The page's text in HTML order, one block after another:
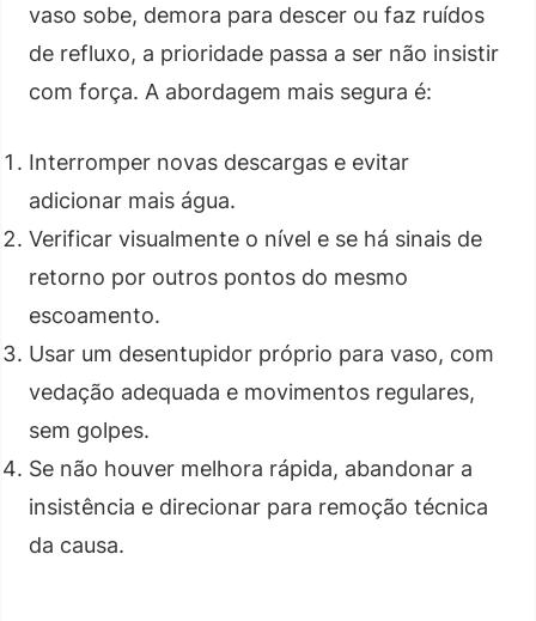
vaso sobe, demora para descer ou faz ruídos
de refluxo, a prioridade passa a ser não insistir
com força. A abordagem mais segura é:
Interromper novas descargas e evitar
adicionar mais água.
Verificar visualmente o nível e se há sinais de
retorno por outros pontos do mesmo
escoamento.
Usar um desentupidor próprio para vaso, com
vedação adequada e movimentos regulares,
sem golpes.
Se não houver melhora rápida, abandonar a
insistência e direcionar para remoção técnica
da causa.